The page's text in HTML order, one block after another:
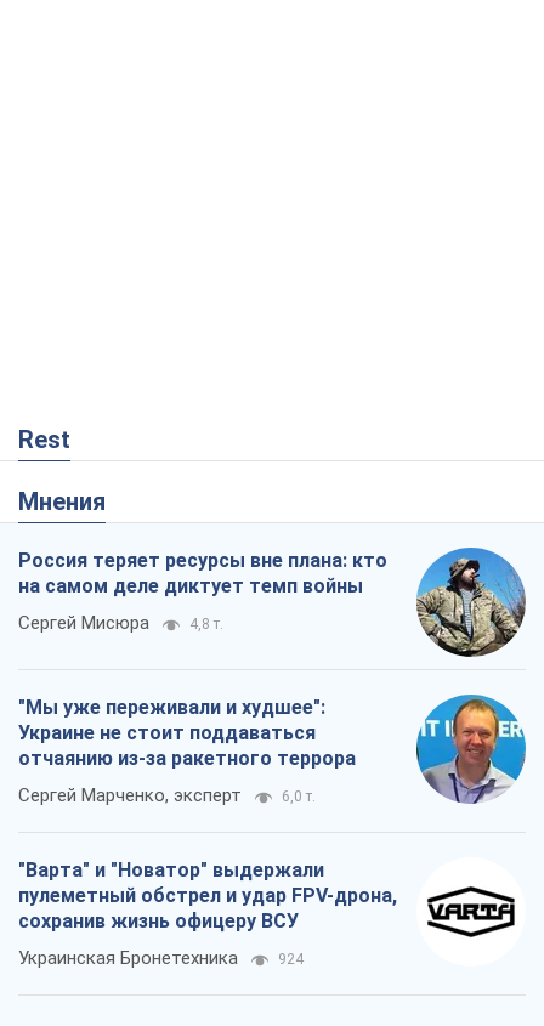
Rest
Мнения
Россия теряет ресурсы вне плана: кто
на самом деле диктует темп войны
Сергей Мисюра 4,8 т.
"Мы уже переживали и худшее":
Украине не стоит поддаваться
отчаянию из-за ракетного террора
Сергей Марченко, эксперт 6,0 т.
"Варта" и "Новатор" выдержали
пулеметный обстрел и удар FPV-дрона,
сохранив жизнь офицеру ВСУ
Украинская Бронетехника 924